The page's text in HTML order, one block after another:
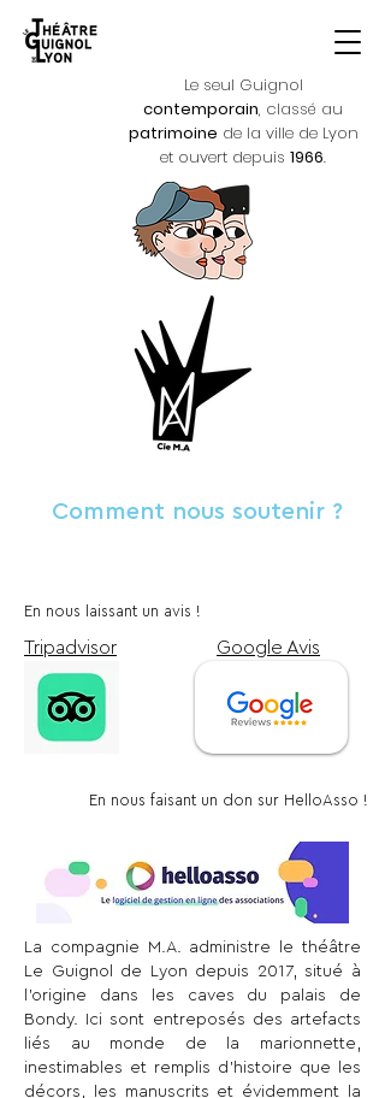
Le seul Guignol
contemporain, classé au
patrimoine de la ville de Lyon
et ouvert depuis 1966.
Comment nous soutenir ?
En nous laissant un avis !
Tripadvisor Google Avis
En nous faisant un don sur HelloAsso !
La compagnie M.A. administre le théâtre
Le Guignol de Lyon depuis 2017, situé à
l'origine dans les caves du palais de
Bondy. Ici sont entreposés des artefacts
liés au monde de la marionnette,
inestimables et remplis d'histoire que les
décors, les manuscrits et évidemment la